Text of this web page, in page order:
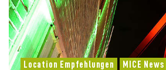
Location Empfehlungen MICE News